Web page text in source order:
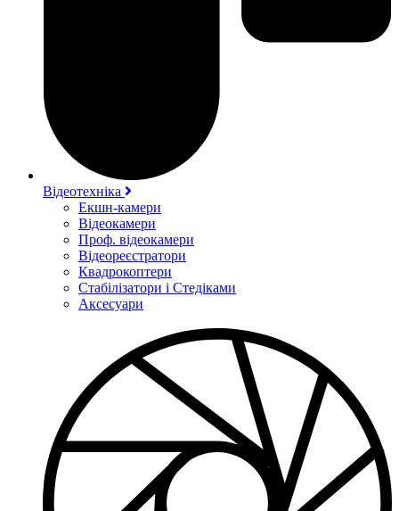
Відеотехніка
Екшн-камери
Відеокамери
Проф. відеокамери
Відеореєстратори
Квадрокоптери
Стабілізатори і Стедіками
Аксесуари